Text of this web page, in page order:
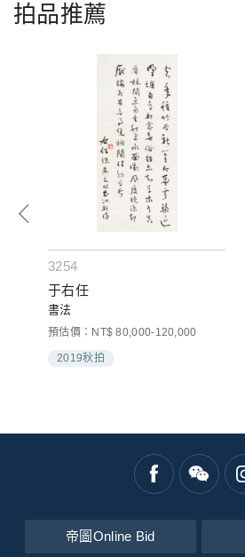
拍品推薦
3254
于右任
書法
預估價：NT$ 80,000-120,000
2019秋拍
帝圖Online Bid